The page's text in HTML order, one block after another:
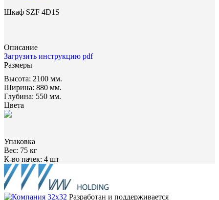
Шкаф SZF 4D1S
Описание
Загрузить инструкцию pdf
Размеры
Высота: 2100 мм.
Ширина: 880 мм.
Глубина: 550 мм.
Цвета
Упаковка
Вес: 75 кг
К-во пачек: 4 шт
Разработан и поддерживается